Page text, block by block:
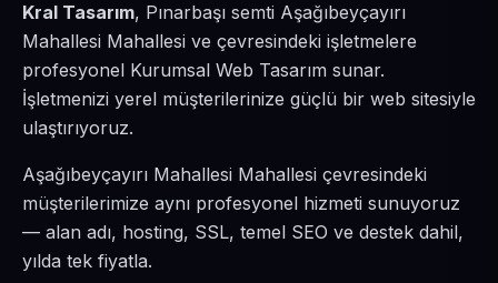
Kral Tasarım, Pınarbaşı semti Aşağıbeyçayırı
Mahallesi Mahallesi ve çevresindeki işletmelere
profesyonel Kurumsal Web Tasarım sunar.
İşletmenizi yerel müşterilerinize güçlü bir web sitesiyle
ulaştırıyoruz.
Aşağıbeyçayırı Mahallesi Mahallesi çevresindeki
müşterilerimize aynı profesyonel hizmeti sunuyoruz
— alan adı, hosting, SSL, temel SEO ve destek dahil,
yılda tek fiyatla.